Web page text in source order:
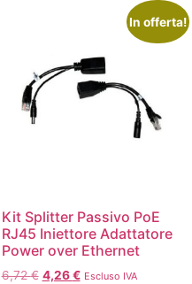
In offerta!
Kit Splitter Passivo PoE
RJ45 Iniettore Adattatore
Power over Ethernet
6,72€ 4,26€ Escluso IVA